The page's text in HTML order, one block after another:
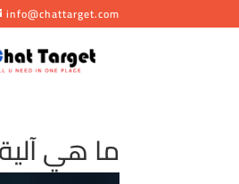
info@chattarget.com
ما هي